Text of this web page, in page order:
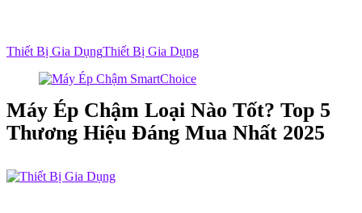
Thiết Bị Gia DụngThiết Bị Gia Dụng
Máy Ép Chậm Loại Nào Tốt? Top 5
Thương Hiệu Đáng Mua Nhất 2025